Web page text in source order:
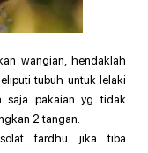
wangian, hendaklah
tubuh untuk lelaki
saja pakaian yg tidak
2 tangan.
solat fardhu jika tiba